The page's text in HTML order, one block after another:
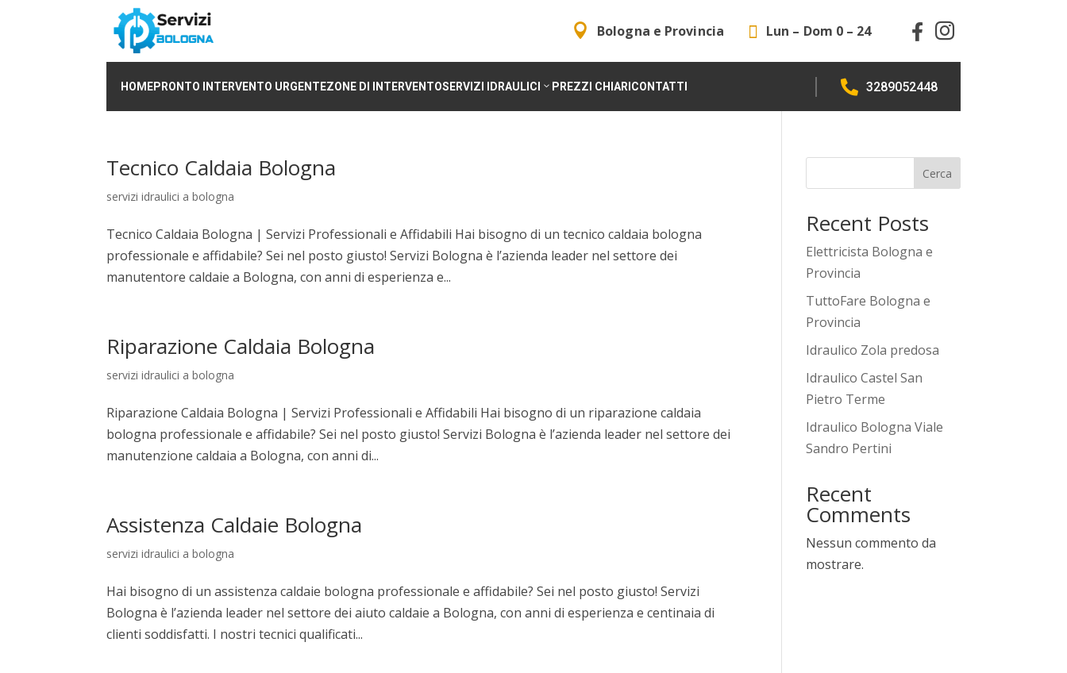
 Bologna e Provincia  Lun – Dom 0 – 24  
HOMEPRONTO INTERVENTO URGENTEZONE DI INTERVENTOSERVIZI IDRAULICI PREZZI CHIARI CONTATTI  3289052448
Tecnico Caldaia Bologna
servizi idraulici a bologna
Tecnico Caldaia Bologna | Servizi Professionali e Affidabili Hai bisogno di un tecnico caldaia bologna
professionale e affidabile? Sei nel posto giusto! Servizi Bologna è l’azienda leader nel settore dei
manutentore caldaie a Bologna, con anni di esperienza e...
Riparazione Caldaia Bologna
servizi idraulici a bologna
Riparazione Caldaia Bologna | Servizi Professionali e Affidabili Hai bisogno di un riparazione caldaia
bologna professionale e affidabile? Sei nel posto giusto! Servizi Bologna è l’azienda leader nel settore dei
manutenzione caldaia a Bologna, con anni di...
Assistenza Caldaie Bologna
servizi idraulici a bologna
Hai bisogno di un assistenza caldaie bologna professionale e affidabile? Sei nel posto giusto! Servizi
Bologna è l’azienda leader nel settore dei aiuto caldaie a Bologna, con anni di esperienza e centinaia di
clienti soddisfatti. I nostri tecnici qualificati...
Cerca
Recent Posts
Elettricista Bologna e
Provincia
TuttoFare Bologna e
Provincia
Idraulico Zola predosa
Idraulico Castel San
Pietro Terme
Idraulico Bologna Viale
Sandro Pertini
Recent
Comments
Nessun commento da
mostrare.